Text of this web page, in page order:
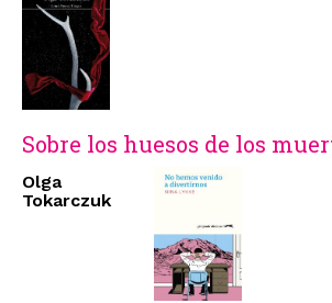
Sobre los huesos de los
Olga
Tokarczuk